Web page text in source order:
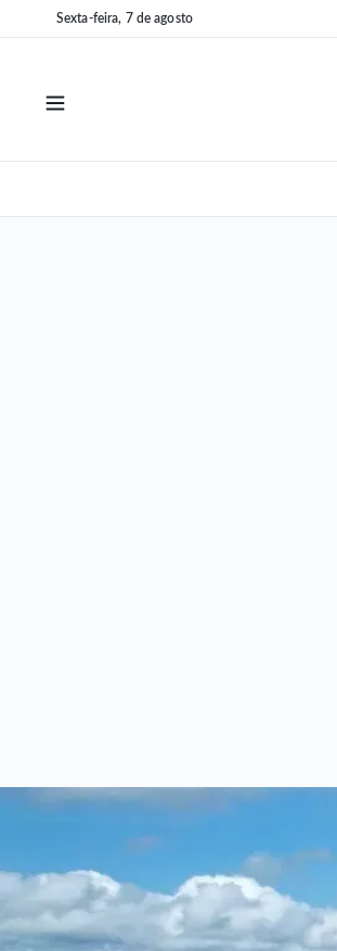
para
para
Sexta-feira, 7 de agosto